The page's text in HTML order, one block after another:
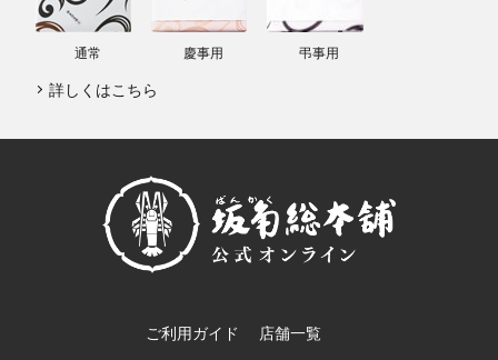
通常 慶事用 弔事用
詳しくはこちら
ご利用ガイド 店舗一覧